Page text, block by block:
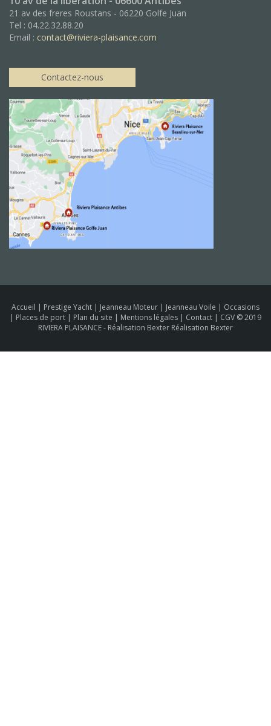
21 av des freres Roustans - 06220 Golfe Juan
Tel : 04.22.32.88.20
Email : contact@riviera-plaisance.com
Contactez-nous
Accueil | Prestige Yacht | Jeanneau Moteur | Jeanneau Voile | Occasions
| Places de port | Plan du site | Mentions légales | Contact | CGV © 2019
RIVIERA PLAISANCE - Réalisation Bexter Réalisation Bexter